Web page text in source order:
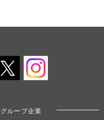
グループ企業